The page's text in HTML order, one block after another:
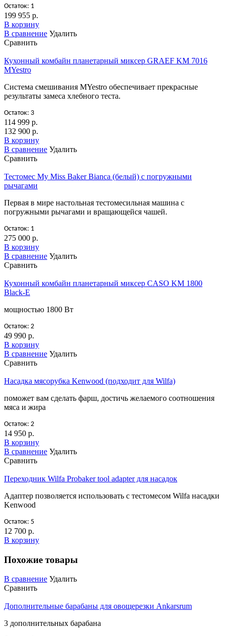
Остаток: 1
199 955 р.
В корзину
В сравнение Удалить
Сравнить
Кухонный комбайн планетарный миксер GRAEF KM 7016
MYestro
Cистема смешивания MYestro обеспечивает прекрасные
результаты замеса хлебного теста.
Остаток: 3
114 999 р.
132 900 р.
В корзину
В сравнение Удалить
Сравнить
Тестомес My Miss Baker Bianca (белый) с погружными
рычагами
Первая в мире настольная тестомесильная машина с
погружными рычагами и вращающейся чашей.
Остаток: 1
275 000 р.
В корзину
В сравнение Удалить
Сравнить
Кухонный комбайн планетарный миксер CASO KM 1800
Black-E
мощностью 1800 Вт
Остаток: 2
49 990 р.
В корзину
В сравнение Удалить
Сравнить
Насадка мясорубка Kenwood (подходит для Wilfa)
поможет вам сделать фарш, достичь желаемого соотношения
мяса и жира
Остаток: 2
14 950 р.
В корзину
В сравнение Удалить
Сравнить
Переходник Wilfa Probaker tool adapter для насадок
Адаптер позволяется использовать с тестомесом Wilfa насадки
Kenwood
Остаток: 5
12 700 р.
В корзину
Похожие товары
В сравнение Удалить
Сравнить
Дополнительные барабаны для овощерезки Ankarsrum
3 дополнительных барабана